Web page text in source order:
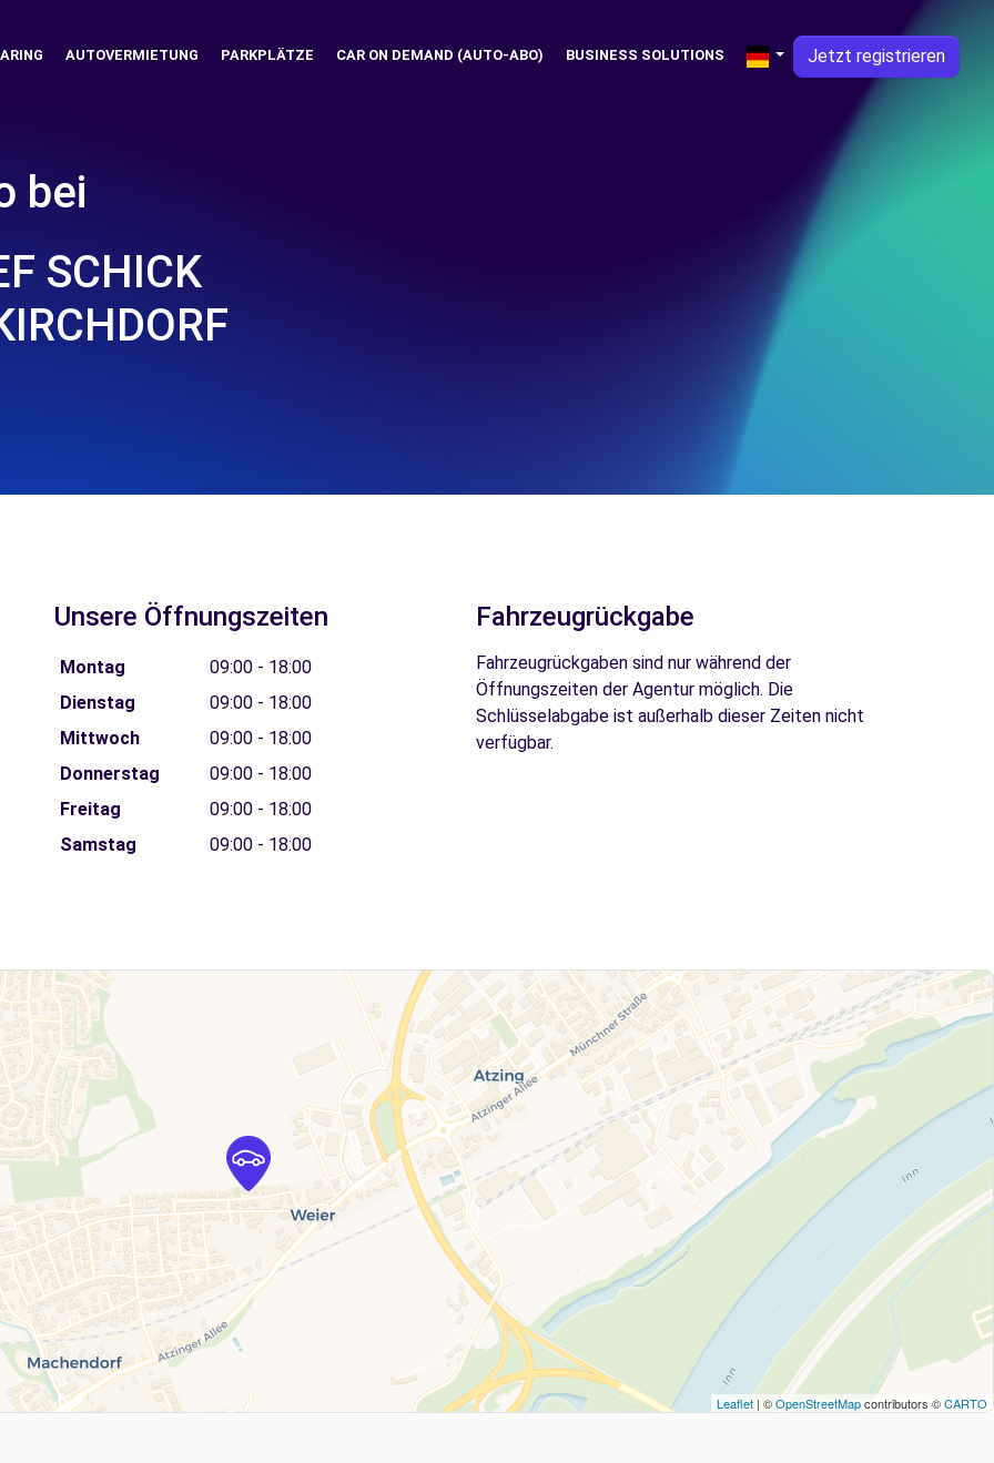
AUTOVERMIETUNG PARKPLÄTZE CAR ON DEMAND (AUTO-ABO) BUSINESS SOLUTIONS Jetzt registrieren
bei
SCHICK
Unsere Öffnungszeiten
Montag
09:00 - 18:00
Dienstag
09:00 - 18:00
Mittwoch
09:00 - 18:00
Donnerstag
09:00 - 18:00
Freitag
09:00 - 18:00
Samstag
09:00 - 18:00
Fahrzeugrückgabe
Fahrzeugrückgaben sind nur während der
Öffnungszeiten der Agentur möglich. Die
Schlüsselabgabe ist außerhalb dieser Zeiten nicht
verfügbar.
Leaflet | ©OpenStreetMapcontributors ©CARTO